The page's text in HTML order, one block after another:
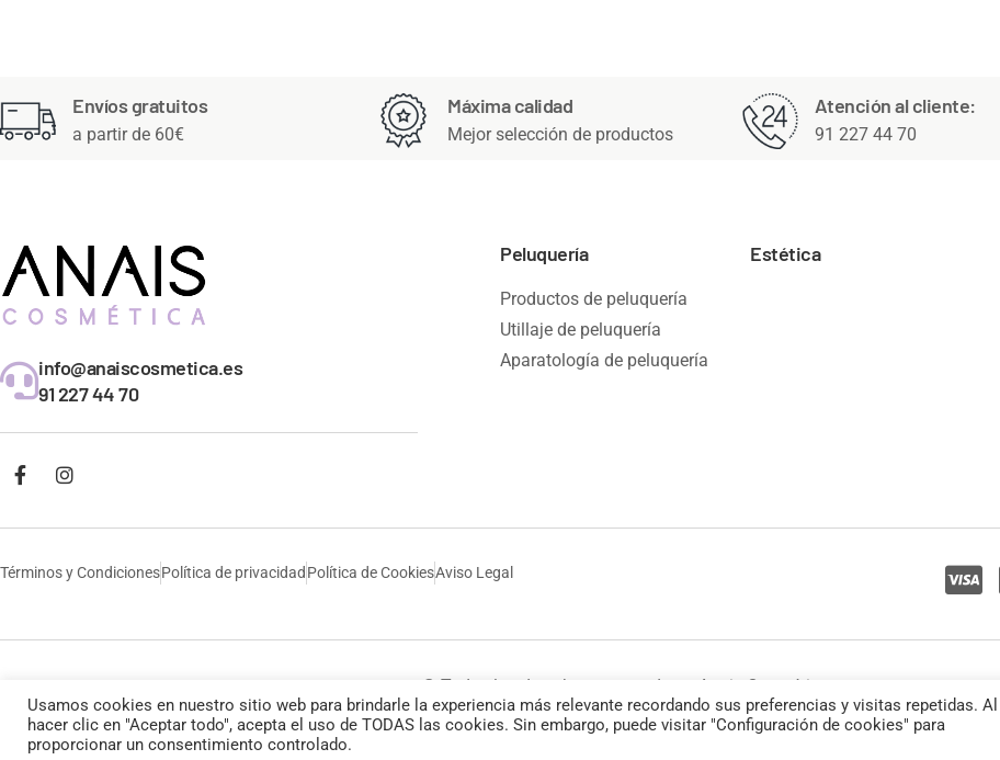
Envíos gratuitos
a partir de 60€
Máxima calidad
Mejor selección de productos
Atención al cliente:
91 227 44 70
info@anaiscosmetica.es
91 227 44 70
Peluquería
Productos de peluquería
Utillaje de peluquería
Aparatología de peluquería
Estética
Términos y CondicionesPolítica de privacidad Política de CookiesAviso Legal
© Todos los derechos reservados a Anais Cosmética
Usamos cookies en nuestro sitio web para brindarle la experiencia más relevante recordando sus preferencias y visitas repetidas. Al
hacer clic en "Aceptar todo", acepta el uso de TODAS las cookies. Sin embargo, puede visitar "Configuración de cookies" para
proporcionar un consentimiento controlado.